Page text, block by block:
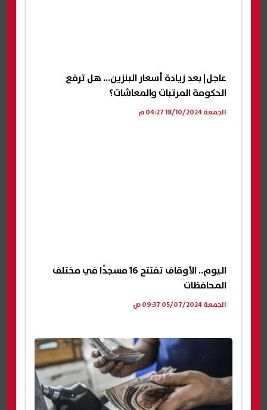
عاجل| بعد زيادة أسعار البنزين... هل ترفع
الحكومة المرتبات والمعاشات؟
الجمعة 18/10/2024 04:27 م
اليوم.. الأوقاف تفتتح 16 مسجدًا في مختلف
المحافظات
الجمعة 05/07/2024 09:37 ص